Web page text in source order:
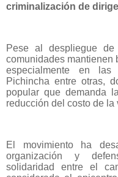
criminalización de
Pese al despliegue
comunidades mantienen
especialmente en las
Pichincha entre otras,
popular que demanda
reducción del costo de
El movimiento ha
organización y
solidaridad entre el